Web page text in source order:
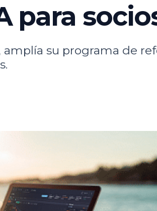
para
su programa de